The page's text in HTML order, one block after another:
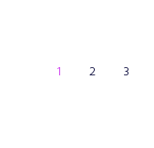
1 2 3